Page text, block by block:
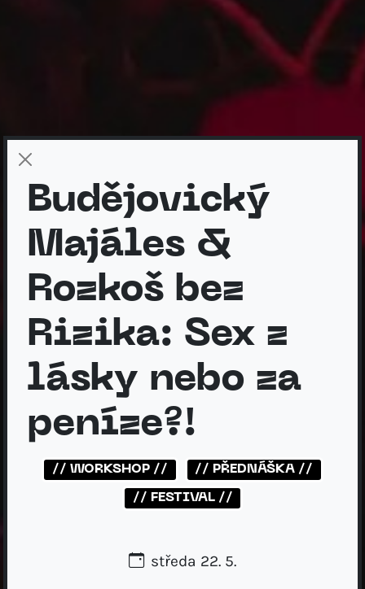
Budějovický
Majáles &
Rozkoš bez
Rizika: Sex z
lásky nebo za
peníze?!
// WORKSHOP // // PŘEDNÁŠKA //
// FESTIVAL //
středa 22. 5.